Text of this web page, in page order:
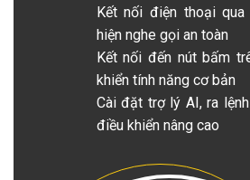
Kết nối điện thoại
hiện nghe gọi an toàn
Kết nối đến nút bấm
khiển tính năng cơ bản
Cài đặt trợ lý AI, ra
điều khiển nâng cao